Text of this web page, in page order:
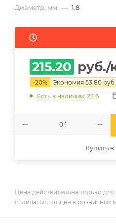
Диаметр, мм — 1.8
215.20 руб./
-20% Экономия 53.80 руб.
Есть в наличии: 23.6
Купить в
Цена действительна только
отличаться от цен в розничных